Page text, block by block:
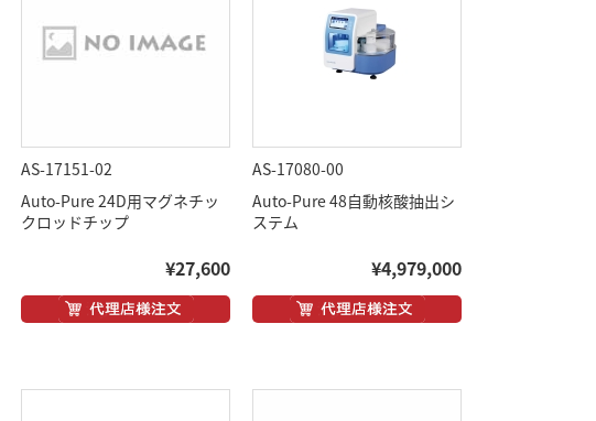
AS-17151-02
Auto-Pure 24D用マグネチッ
クロッドチップ
¥27,600
AS-17080-00
Auto-Pure 48自動核酸抽出シ
ステム
¥4,979,000